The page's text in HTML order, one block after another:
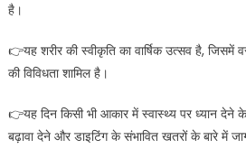
है।
👉यह शरीर की स्वीकृति का वार्षिक उत्सव है,
की विविधता शामिल है।
👉यह दिन किसी भी आकार में स्वास्थ्य पर ध्यान
बढ़ावा देने और डाइटिंग के संभावित खतरों के बारे में